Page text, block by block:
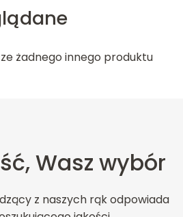
żadnego innego produktu
Wasz wybór
z naszych rąk odpowiada